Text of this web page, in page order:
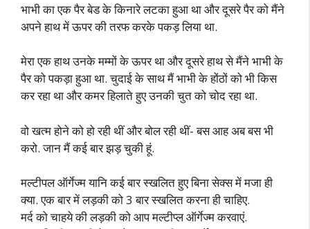
भाभी का एक पैर बेड के किनारे लटका हुआ था और दूसरे पैर को मैंने
अपने हाथ में ऊपर की तरफ करके पकड़ लिया था.
मेरा एक हाथ उनके मम्मों के ऊपर था और दूसरे हाथ से मैंने भाभी के
पैर को पकड़ा हुआ था. चुदाई के साथ मैं भाभी के होंठों को भी किस
कर रहा था और कमर हिलाते हुए उनकी चुत को चोद रहा था.
वो खत्म होने को हो रही थीं और बोल रही थीं- बस आह अब बस भी
करो. जान मैं कई बार झड़ चुकी हूं.
मल्टीपल ऑर्गेज्म यानि कई बार स्खलित हुए बिना सेक्स में मजा ही
क्या. एक बार में लड़की को 3 बार स्खलित करना ही चाहिए.
मर्द को चाहये की लड़की को आप मल्टीप्ल ऑर्गेज्म करवाएं.